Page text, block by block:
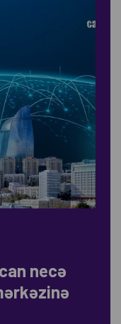
necə